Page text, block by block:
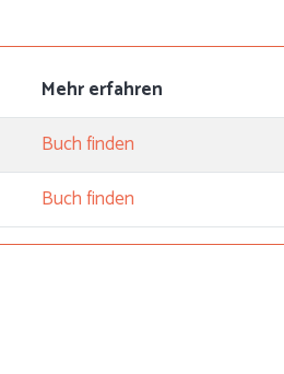
Mehr erfahren
Buch finden
Buch finden